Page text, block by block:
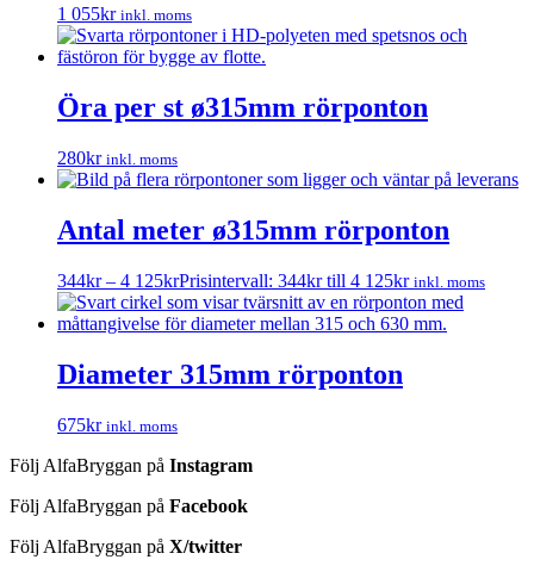
1 055kr inkl. moms
Öra per st ø315mm rörponton
280kr inkl. moms
Antal meter ø315mm rörponton
344kr – 4 125krPrisintervall: 344kr till 4 125kr inkl. moms
Diameter 315mm rörponton
675kr inkl. moms
Följ AlfaBryggan på Instagram
Följ AlfaBryggan på Facebook
Följ AlfaBryggan på X/twitter